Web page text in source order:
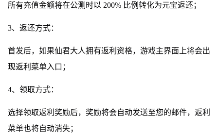
所有充值金额将在公测时以 200% 比例转化为元宝返还；
3、返还方式：
首发后，如果仙君大人拥有返利资格，游戏主界面上将会出
现返利菜单入口；
4、领取方式：
选择领取返利奖励后，奖励将会自动发送至您的邮件，返利
菜单也将自动消失；